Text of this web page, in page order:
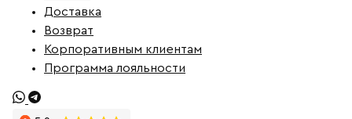
Доставка
Возврат
Корпоративным клиентам
Программа лояльности